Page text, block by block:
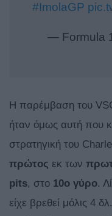
#ImolaGP
— Formula
Η παρέμβαση του
ήταν όμως αυτή που
στρατηγική του
πρώτος εκ των
pits, στο 10ο γύρο.
είχε βρεθεί μόλις 4